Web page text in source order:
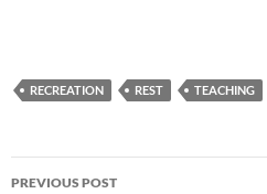
RECREATION REST TEACHING
Post
PREVIOUS POST